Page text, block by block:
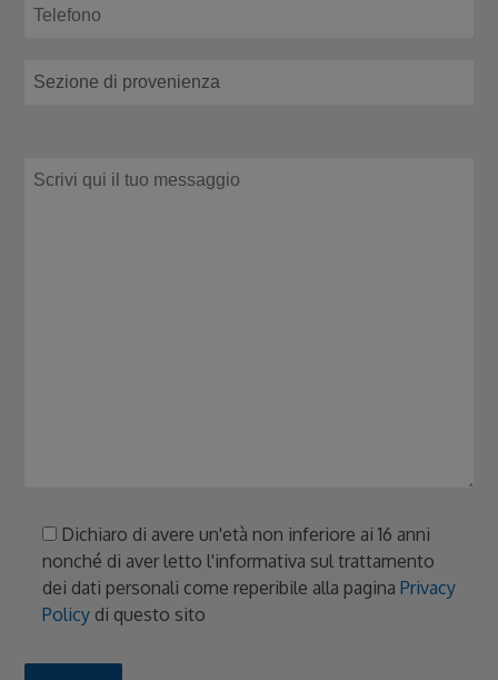
Dichiaro di avere un'età non inferiore ai 16 anni
nonché di aver letto l'informativa sul trattamento
dei dati personali come reperibile alla paginaPrivacy
Policy di questo sito